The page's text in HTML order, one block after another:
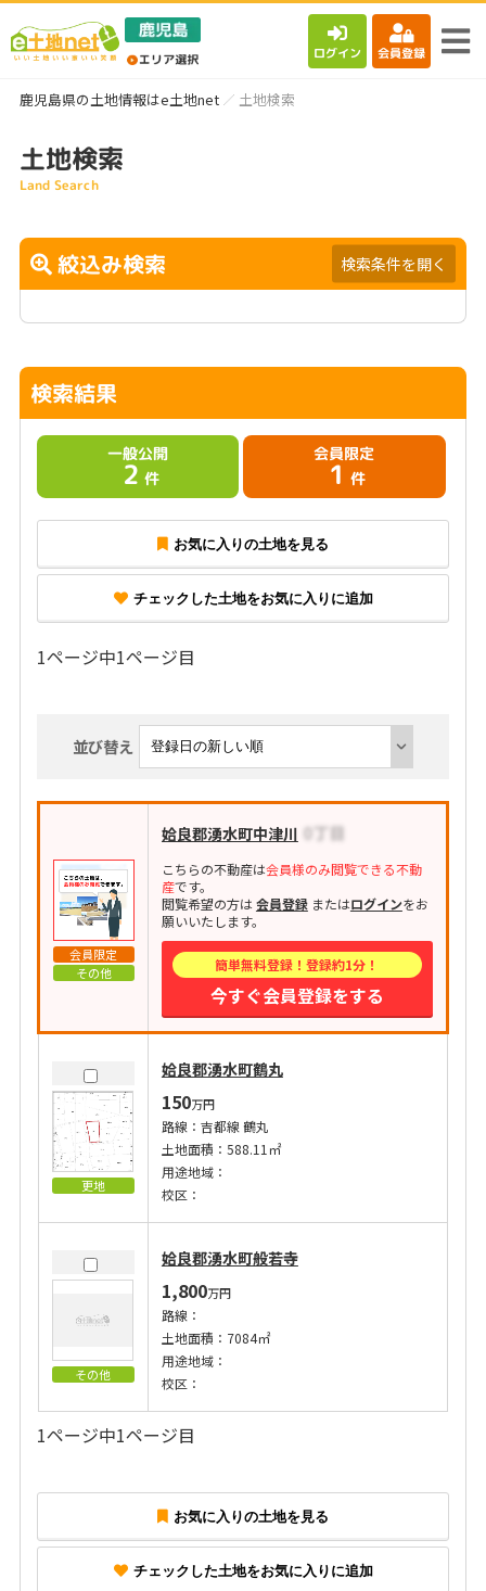
ログイン 会員登録
鹿児島県の土地情報はe土地net 土地検索
土地検索
Land Search
絞込み検索 検索条件を開く
検索結果
一般公開
2 件
会員限定
1 件
お気に入りの土地を見る
チェックした土地をお気に入りに追加
1ページ中1ページ目
並び替え
会員限定
その他
姶良郡湧水町中津川
こちらの不動産は会員様のみ閲覧できる不動
産です。
閲覧希望の方は会員登録またはログインをお
願いいたします。
簡単無料登録！登録約1分！
今すぐ会員登録をする
更地
姶良郡湧水町鶴丸
150万円
路線：吉都線 鶴丸
土地面積：588.11㎡
用途地域：
校区：
その他
姶良郡湧水町般若寺
1,800万円
路線：
土地面積：7084㎡
用途地域：
校区：
1ページ中1ページ目
お気に入りの土地を見る
チェックした土地をお気に入りに追加